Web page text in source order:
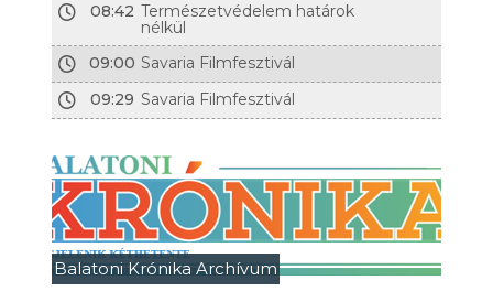
08:42 Természetvédelem határok
nélkül
09:00 Savaria Filmfesztivál
09:29 Savaria Filmfesztivál
Balatoni Krónika Archívum